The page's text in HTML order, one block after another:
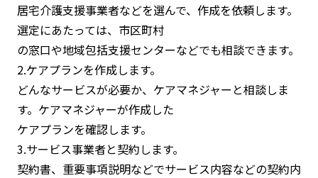
居宅介護支援事業者などを選んで、作成を依頼します。
選定にあたっては、市区町村
の窓口や地域包括支援センターなどでも相談できます。
2.ケアプランを作成します。
どんなサービスが必要か、ケアマネジャーと相談しま
す。ケアマネジャーが作成した
ケアプランを確認します。
3.サービス事業者と契約します。
契約書、重要事項説明などでサービス内容などの契約内